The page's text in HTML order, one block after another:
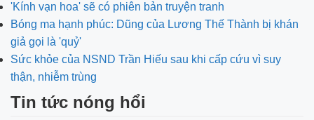
'Kính vạn hoa' sẽ có phiên bản truyện tranh
Bóng ma hạnh phúc: Dũng của Lương Thế Thành bị khán
giả gọi là 'quỷ'
Sức khỏe của NSND Trần Hiếu sau khi cấp cứu vì suy
thận, nhiễm trùng
Tin tức nóng hổi